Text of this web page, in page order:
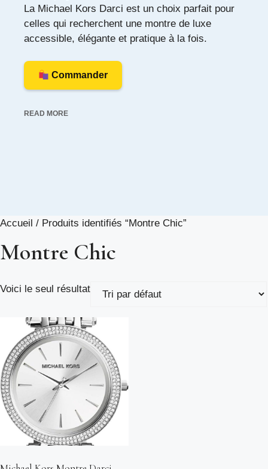
La Michael Kors Darci est un choix parfait pour
celles qui recherchent une montre de luxe
accessible, élégante et pratique à la fois.
Commander
READ MORE
Accueil / Produits identifiés “Montre Chic”
Montre Chic
Voici le seul résultat